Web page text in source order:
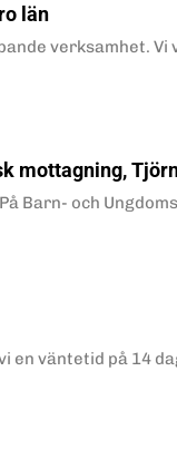
län
verksamhet.
mottagning,
Barn- och
en väntetid på 14